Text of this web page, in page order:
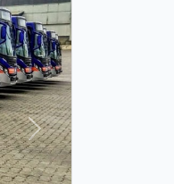
Próxima